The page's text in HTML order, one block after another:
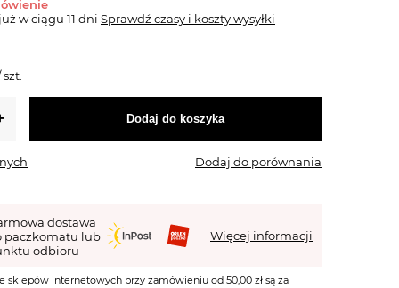
w ciągu 11 dni Sprawdź czasy i koszty wysyłki
szt.
Dodaj do koszyka
Dodaj do porównania
dostawa
paczkomatu lub
odbioru
Więcej informacji
sklepów internetowych przy zamówieniu od 50,00 zł są za